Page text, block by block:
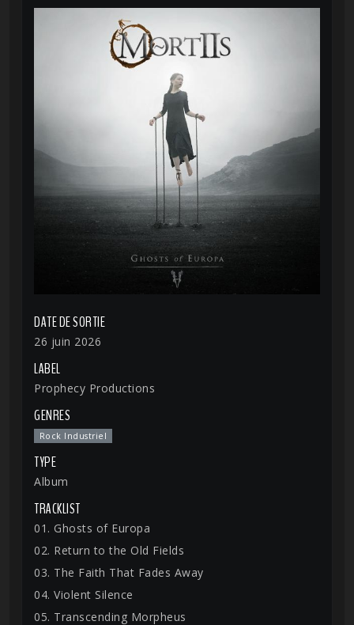
DATE DE SORTIE
26 juin 2026
LABEL
Prophecy Productions
GENRES
Rock Industriel
TYPE
Album
TRACKLIST
01. Ghosts of Europa
02. Return to the Old Fields
03. The Faith That Fades Away
04. Violent Silence
05. Transcending Morpheus